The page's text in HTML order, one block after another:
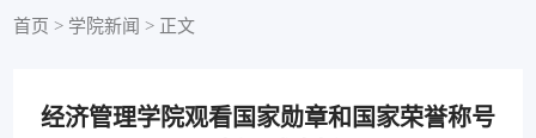
首页 > 学院新闻 > 正文
经济管理学院观看国家勋章和国家荣誉称号